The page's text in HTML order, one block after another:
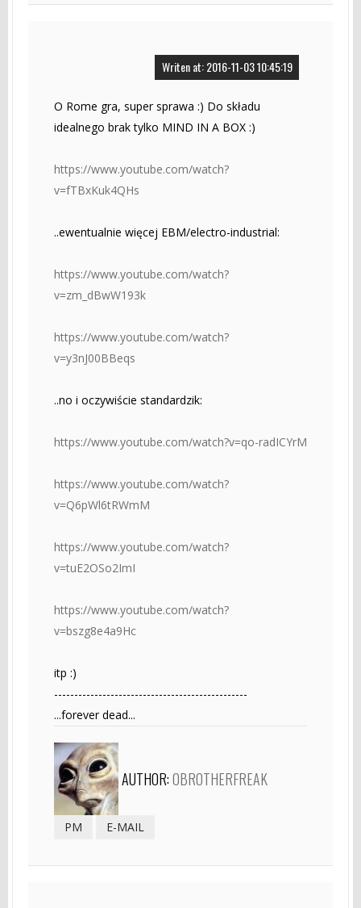
Writen at: 2016-11-03 10:45:19
O Rome gra, super sprawa :) Do składu
idealnego brak tylko MIND IN A BOX :)
https://www.youtube.com/watch?
v=fTBxKuk4QHs
..ewentualnie więcej EBM/electro-industrial:
https://www.youtube.com/watch?
v=zm_dBwW193k
https://www.youtube.com/watch?
v=y3nJ00BBeqs
..no i oczywiście standardzik:
https://www.youtube.com/watch?v=qo-radICYrM
https://www.youtube.com/watch?
v=Q6pWl6tRWmM
https://www.youtube.com/watch?
v=tuE2OSo2ImI
https://www.youtube.com/watch?
v=bszg8e4a9Hc
itp :)
------------------------------------------------
...forever dead...
AUTHOR:OBROTHERFREAK
PM E-MAIL